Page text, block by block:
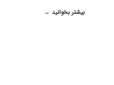
بیشتر بخوانید →